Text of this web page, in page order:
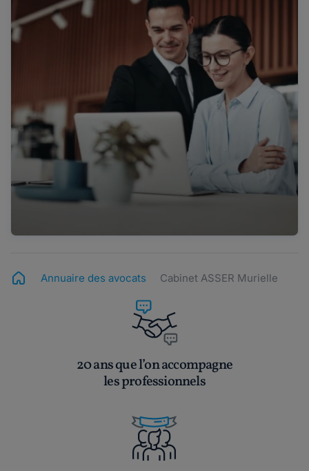
Annuaire des avocats Cabinet ASSER Murielle
20 ans que l’on accompagne
les professionnels